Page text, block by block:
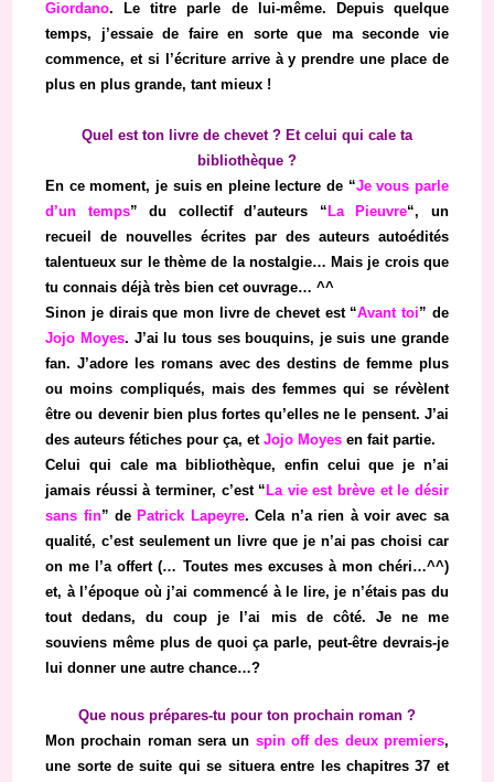
Giordano. Le titre parle de lui-même. Depuis quelque
temps, j’essaie de faire en sorte que ma seconde vie
commence, et si l’écriture arrive à y prendre une place de
plus en plus grande, tant mieux !
Quel est ton livre de chevet ? Et celui qui cale ta
bibliothèque ?
En ce moment, je suis en pleine lecture de “Je vous parle
d’un temps” du collectif d’auteurs “ La Pieuvre“, un
recueil de nouvelles écrites par des auteurs autoédités
talentueux sur le thème de la nostalgie… Mais je crois que
tu connais déjà très bien cet ouvrage… ^^
Sinon je dirais que mon livre de chevet est “Avant toi” de
Jojo Moyes. J’ai lu tous ses bouquins, je suis une grande
fan. J’adore les romans avec des destins de femme plus
ou moins compliqués, mais des femmes qui se révèlent
être ou devenir bien plus fortes qu’elles ne le pensent. J’ai
des auteurs fétiches pour ça, etJojo Moyes en fait partie.
Celui qui cale ma bibliothèque, enfin celui que je n’ai
jamais réussi à terminer, c’est “ La vie est brève et le désir
sans fin” de Patrick Lapeyre. Cela n’a rien à voir avec sa
qualité, c’est seulement un livre que je n’ai pas choisi car
on me l’a offert (… Toutes mes excuses à mon chéri…^^)
et, à l’époque où j’ai commencé à le lire, je n’étais pas du
tout dedans, du coup je l’ai mis de côté. Je ne me
souviens même plus de quoi ça parle, peut-être devrais-je
lui donner une autre chance…?
Que nous prépares-tu pour ton prochain roman ?
Mon prochain roman sera un spin off des deux premiers,
une sorte de suite qui se situera entre les chapitres 37 et